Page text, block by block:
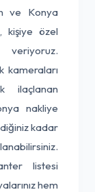
ve Konya
kişiye özel
kameraları
ilaçlanan
nakliye
kadar
listesi
hem